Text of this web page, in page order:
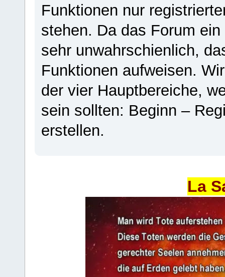
Funktionen nur
stehen. Da das Forum
sehr unwahrschienlich,
Funktionen aufweisen.
der vier Hauptbereiche,
sein sollten: Beginn –
erstellen.
La